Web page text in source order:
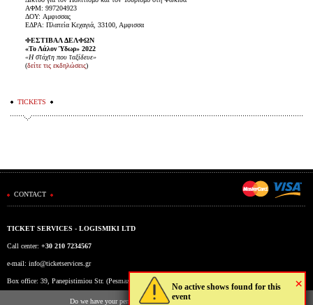
×
No active shows found for this
event
ΑΦΜ: 997204923
ΔΟΥ: Aμφισσας
ΕΔΡΑ: Πλατεία Κεχαγιά, 33100, Αμφισσα
ΦΕΣΤΙΒΑΛ ΔΕΛΦΩΝ
«Το Λάλον Ύδωρ» 2022
«Η στάχτη που ταξίδευε»
(δείτε τις εκδηλώσεις)
TICKETS
CONTACT
TICKET SERVICES - LOGISMIKI LTD
Call center: +30 210 7234567
e-mail: info@ticketservices.gr
Box office: 39, Panepistimiou Str. (Pesmazoglou Arc), Athens, Greece
Working hours: Mon-Fri: 9am-5pmDo we have your permission to store cookies to your